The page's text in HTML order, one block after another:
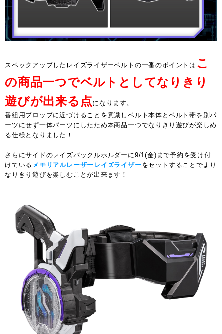
スペックアップしたレイズライザーベルトの一番のポイントは こ
の商品一つでベルトとしてなりきり
遊びが出来る点になります。
番組用プロップに近づけることを意識しベルト本体とベルト帯を別パ
ーツにせず一体パーツにしたため本商品一つでなりきり遊びが楽しめ
る仕様となりました！
さらにサイドのレイズバックルホルダーに9/1(金)まで予約を受け付
けている メモリアルレーザーレイズライザーをセットすることでより
なりきり遊びを楽しむことが出来ます！